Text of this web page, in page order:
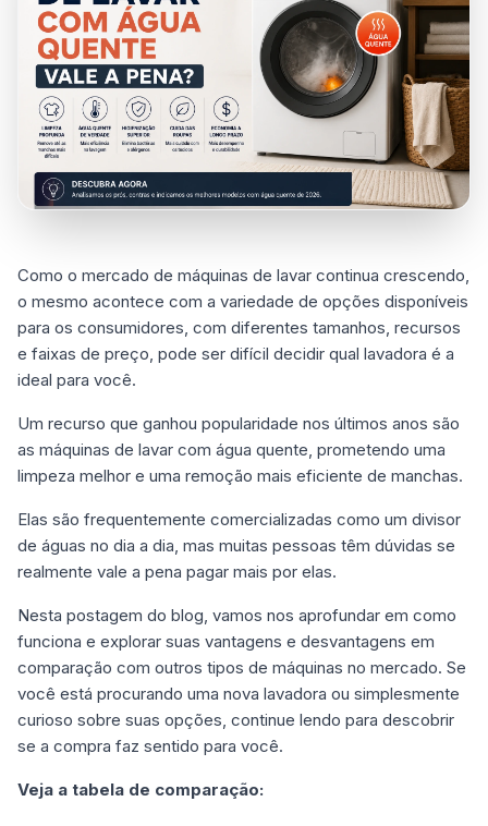
Como o mercado de máquinas de lavar continua crescendo,
o mesmo acontece com a variedade de opções disponíveis
para os consumidores, com diferentes tamanhos, recursos
e faixas de preço, pode ser difícil decidir qual lavadora é a
ideal para você.
Um recurso que ganhou popularidade nos últimos anos são
as máquinas de lavar com água quente, prometendo uma
limpeza melhor e uma remoção mais eficiente de manchas.
Elas são frequentemente comercializadas como um divisor
de águas no dia a dia, mas muitas pessoas têm dúvidas se
realmente vale a pena pagar mais por elas.
Nesta postagem do blog, vamos nos aprofundar em como
funciona e explorar suas vantagens e desvantagens em
comparação com outros tipos de máquinas no mercado. Se
você está procurando uma nova lavadora ou simplesmente
curioso sobre suas opções, continue lendo para descobrir
se a compra faz sentido para você.
Veja a tabela de comparação: